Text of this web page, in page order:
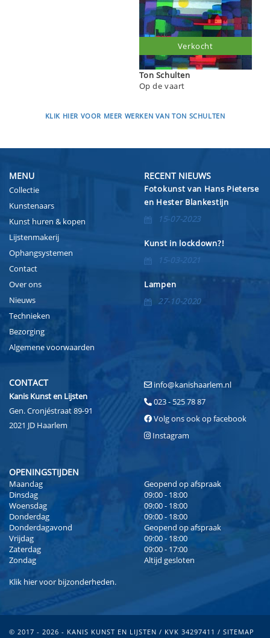
Ton Schulten
Op de vaart
Verkocht
KLIK HIER VOOR MEER WERKEN VAN TON SCHULTEN
MENU
Collectie
Kunstenaars
Kunst huren & kopen
Lijstenmakerij
Ophangsystemen
Contact
Over ons
Nieuws
Technieken
Bezorging
Algemene voorwaarden
RECENT NIEUWS
Fotokunst van Hans Pieterse
en Hester Blankestijn
15-07-2023
Kunst in lockdown?!
15-03-2021
Lampen
27-10-2020
CONTACT
Kanis Kunst en Lijsten
Gen. Cronjéstraat 89-91
2021 JD Haarlem
info@kanishaarlem.nl
023 - 525 78 87
Volg ons ook op facebook
Instagram
OPENINGSTIJDEN
Maandag
Geopend op afspraak
Dinsdag
09:00 - 18:00
Woensdag
09:00 - 18:00
Donderdag
09:00 - 18:00
Donderdagavond
Geopend op afspraak
Vrijdag
09:00 - 18:00
Zaterdag
09:00 - 17:00
Zondag
Altijd gesloten
Klik hiervoor bijzonderheden.
© 2017 - 2026 - KANIS KUNST EN LIJSTEN / KVK 34297411 / SITEMAP